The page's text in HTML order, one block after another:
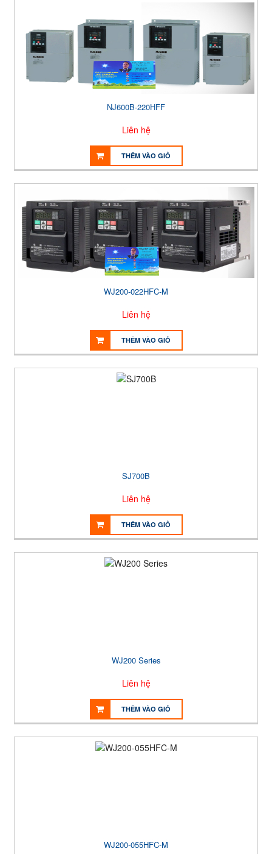
NJ600B-220HFF
Liên hệ
THÊM VÀO GIỎ
WJ200-022HFC-M
Liên hệ
THÊM VÀO GIỎ
SJ700B
Liên hệ
THÊM VÀO GIỎ
WJ200 Series
Liên hệ
THÊM VÀO GIỎ
WJ200-055HFC-M